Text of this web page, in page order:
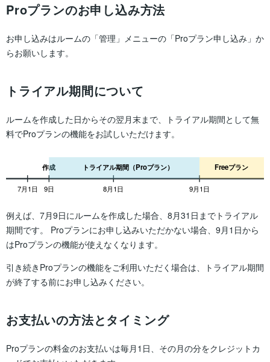
Proプランのお申し込み方法
お申し込みはルームの「管理」メニューの「Proプラン申し込み」か
らお願いします。
トライアル期間について
ルームを作成した日からその翌月末まで、トライアル期間として無
料でProプランの機能をお試しいただけます。
7月1日
作成
9日 8月1日 9月1日
トライアル期間（Proプラン） Freeプラン
例えば、7月9日にルームを作成した場合、8月31日までトライアル
期間です。
Proプランにお申し込みいただかない場合、9月1日から
はProプランの機能が使えなくなります。
引き続きProプランの機能をご利用いただく場合は、トライアル期間
が終了する前にお申し込みください。
お支払いの方法とタイミング
Proプランの料金のお支払いは毎月1日、その月の分をクレジットカ